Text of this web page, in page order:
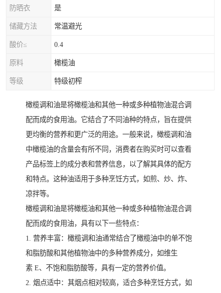
防晒衣 是
储藏方法 常温避光
酸价≤ 0.4
原料 橄榄油
等级 特级初榨
橄榄调和油是将橄榄油和其他一种或多种植物油混合调
配而成的食用油。它结合了不同油种的特点，旨在提供
更均衡的营养和更广泛的用途。一般来说，橄榄调和油
中橄榄油的含量会有所不同，消费者在购买时可以查看
产品标签上的成分表和营养信息，以了解其具体的配方
和特点。这种油适用于多种烹饪方式，如煎、炒、炸、
凉拌等。
橄榄调和油是将橄榄油和其他一种或多种植物油混合调
配而成的食用油，具有以下一些特点：
1. 营养丰富：橄榄调和油通常结合了橄榄油中的单不饱
和脂肪酸和其他植物油中的多种营养成分，如维生
素 E、不饱和脂肪酸等，具有一定的营养价值。
2. 烟点适中：其烟点相对较高，适合多种烹饪方式，如